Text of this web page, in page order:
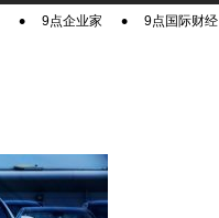
9点企业家 9点国际财经